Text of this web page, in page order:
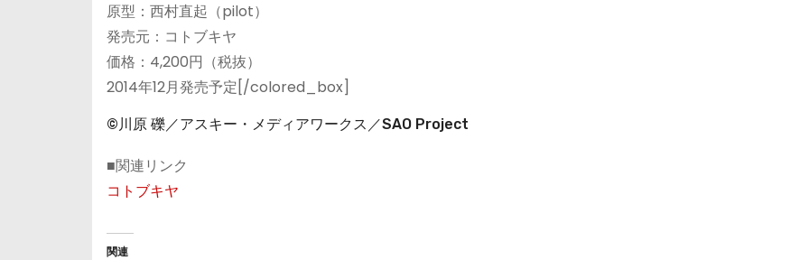
原型：西村直起（pilot）
発売元：コトブキヤ
価格：4,200円（税抜）
2014年12月発売予定[/colored_box]
©川原 礫／アスキー・メディアワークス／SAO Project
■関連リンク
コトブキヤ
関連